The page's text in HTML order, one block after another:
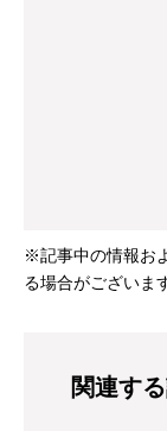
※記事中の情報お
る場合がございま
関連す